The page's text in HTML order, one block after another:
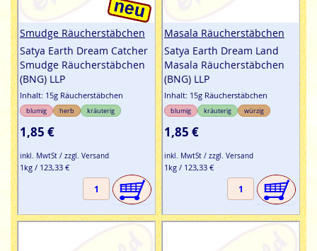
Smudge Räucherstäbchen
Satya Earth Dream Catcher
Smudge Räucherstäbchen
(BNG) LLP
Inhalt: 15g Räucherstäbchen
blumig herb kräuterig
1,85 €
inkl. MwtSt / zzgl. Versand
1kg / 123,33 €
Masala Räucherstäbchen
Satya Earth Dream Land
Masala Räucherstäbchen
(BNG) LLP
Inhalt: 15g Räucherstäbchen
blumig kräuterig würzig
1,85 €
inkl. MwtSt / zzgl. Versand
1kg / 123,33 €